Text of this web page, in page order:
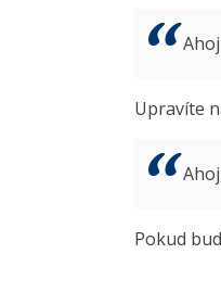
Upravíte
Pokud